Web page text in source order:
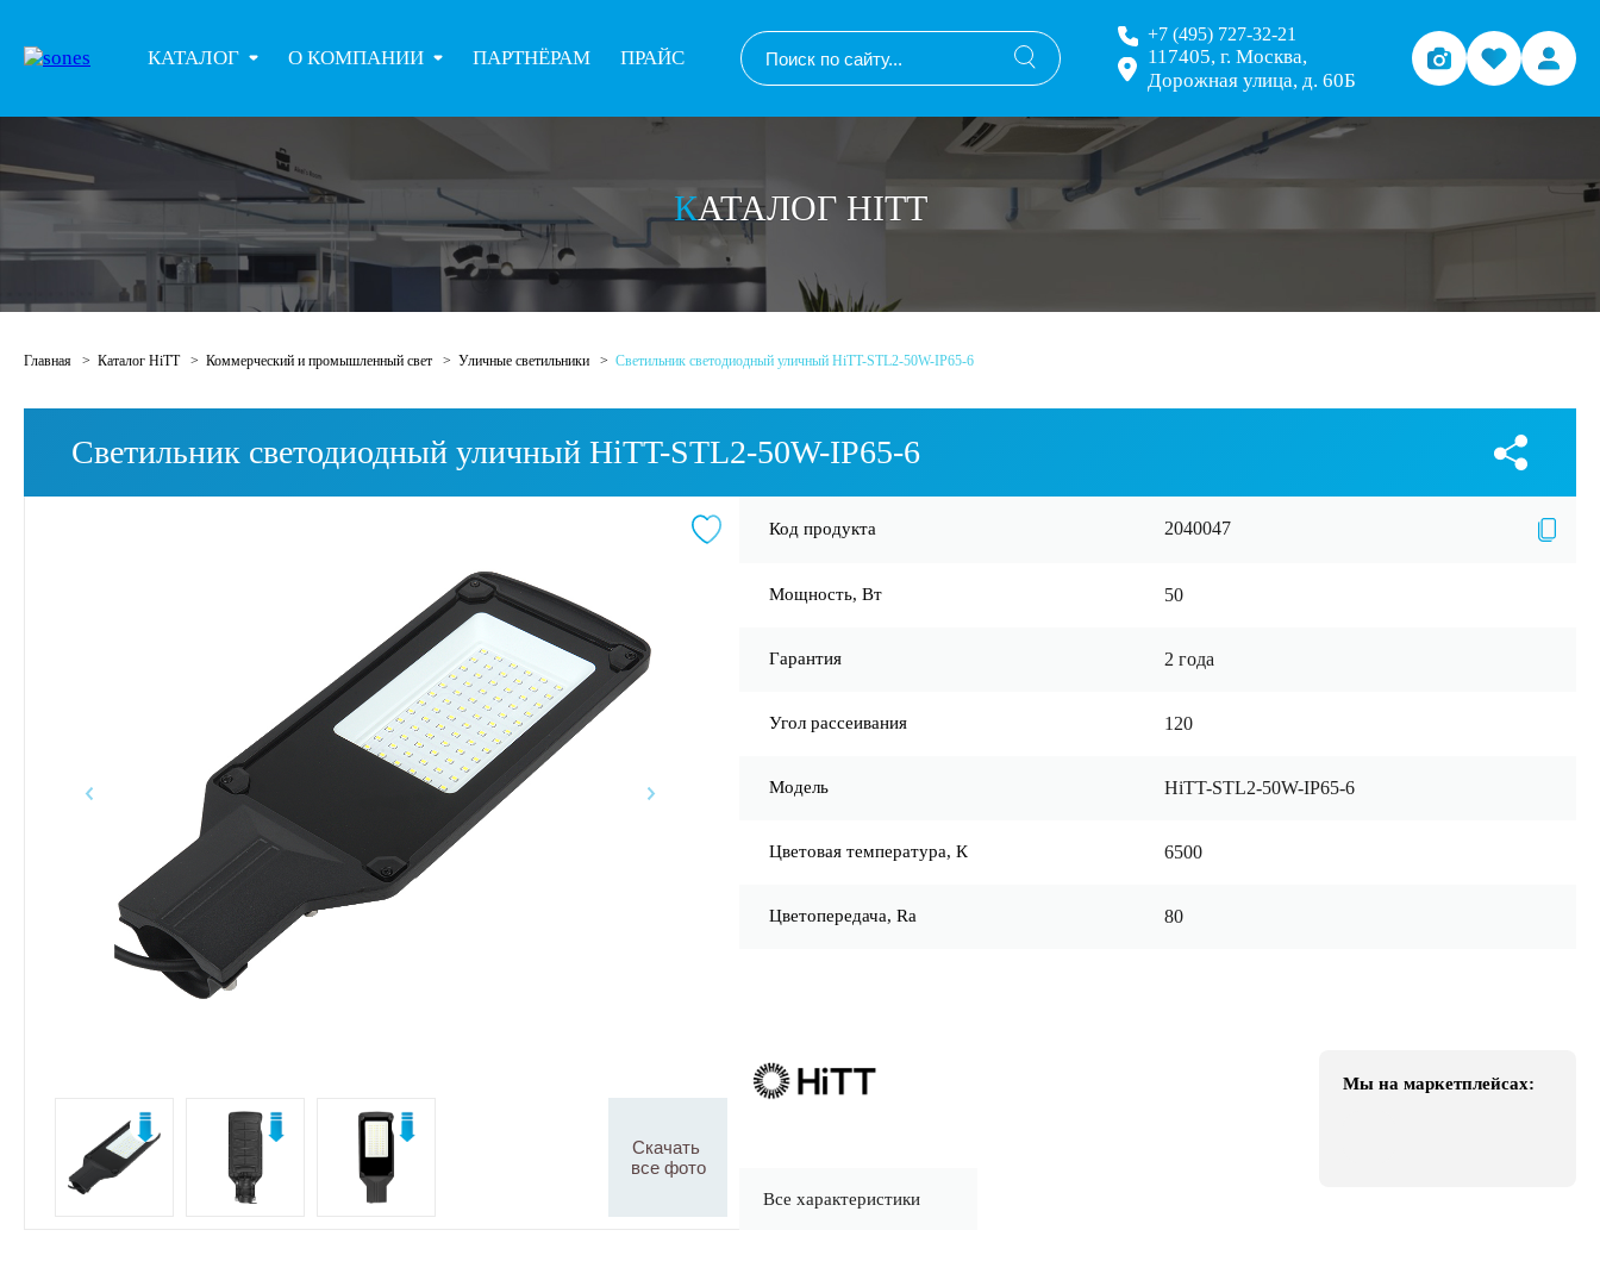
КАТАЛОГ О КОМПАНИИ ПАРТНЁРАМ ПРАЙС
+7 (495) 727-32-21
117405, г. Москва,
Дорожная улица, д. 60Б
КАТАЛОГ HITT
Главная Каталог HiTT Коммерческий и промышленный свет Уличные светильники Светильник светодиодный уличный HiTT-STL2-50W-IP65-6
Светильник светодиодный уличный HiTT-STL2-50W-IP65-6
Скачать
все фото
Код продукта 2040047
Мощность, Вт 50
Гарантия 2 года
Угол рассеивания 120
Модель HiTT-STL2-50W-IP65-6
Цветовая температура, К 6500
Цветопередача, Ra 80
Все характеристики
Мы на маркетплейсах: